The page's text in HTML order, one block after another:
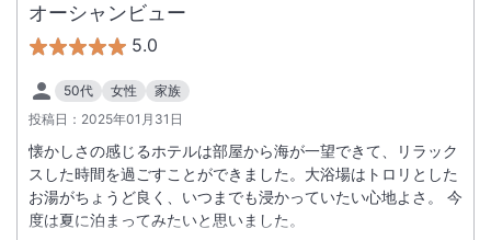
オーシャンビュー
5.0
50代 女性
家族
投稿日： 2025年01月31日
懐かしさの感じるホテルは部屋から海が一望できて、リラック
スした時間を過ごすことができました。大浴場はトロリとした
お湯がちょうど良く、いつまでも浸かっていたい心地よさ。 今
度は夏に泊まってみたいと思いました。